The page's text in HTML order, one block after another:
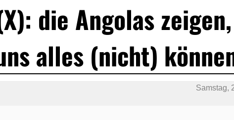
die Angolas
alles (nicht)
Samstag,